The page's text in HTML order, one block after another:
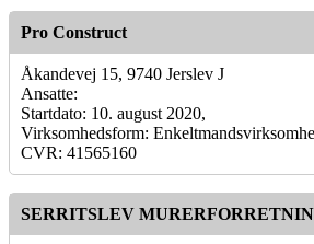
Pro Construct
Åkandevej 15, 9740 Jerslev J
Ansatte:
Startdato: 10. august 2020,
Virksomhedsform:
CVR: 41565160
SERRITSLEV